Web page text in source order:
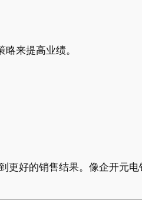
来提高业绩。
更好的销售结果。像企开元